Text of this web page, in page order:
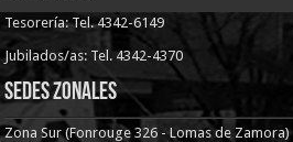
Tesorería: Tel. 4342-6149
Jubilados/as: Tel. 4342-4370
Sedes Zonales
Zona Sur (Fonrouge 326 - Lomas de Zamora)